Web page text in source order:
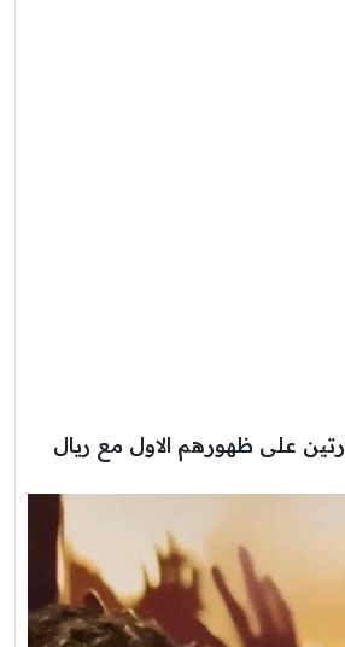
على ظهورهم الاول مع ريال